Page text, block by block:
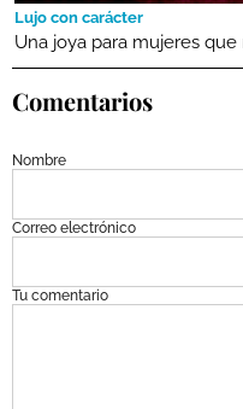
Lujo con carácter
Una joya para mujeres
Comentarios
Nombre
Correo electrónico
Tu comentario